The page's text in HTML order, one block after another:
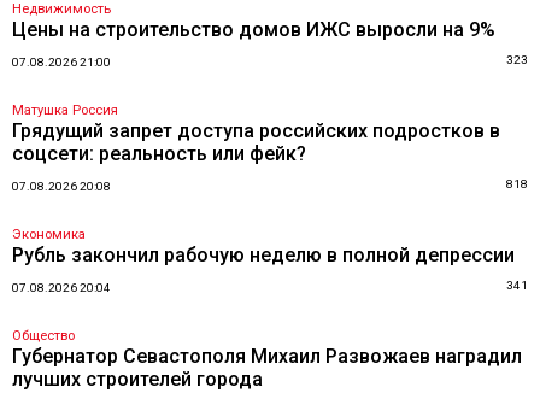
Недвижимость
Цены на строительство домов ИЖС выросли на 9%
07.08.2026 21:00 323
Матушка Россия
Грядущий запрет доступа российских подростков в
соцсети: реальность или фейк?
07.08.2026 20:08 818
Экономика
Рубль закончил рабочую неделю в полной депрессии
07.08.2026 20:04 341
Общество
Губернатор Севастополя Михаил Развожаев наградил
лучших строителей города